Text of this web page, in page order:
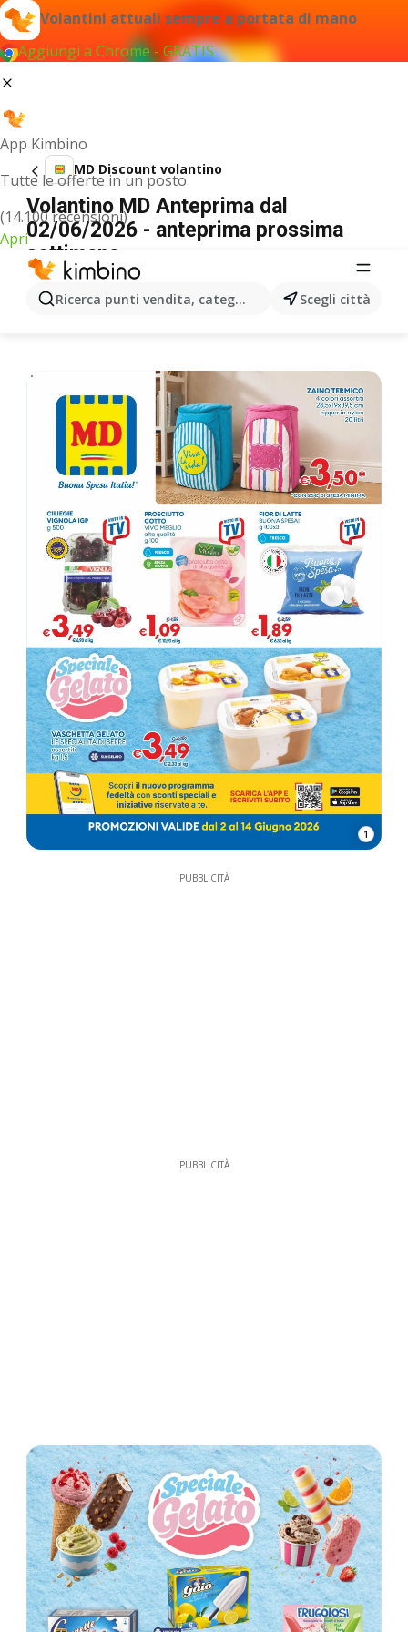
Volantini attuali sempre a portata di mano
Aggiungi a Chrome - GRATIS
App Kimbino
Tutte le offerte in un posto
(14.100 recensioni)
Apri
Ricerca punti vendita, categorie, prodotti...Scegli città
MD Discount volantino
Volantino MD Anteprima dal
02/06/2026 - anteprima prossima
settimana
1
PUBBLICITÀ
PUBBLICITÀ